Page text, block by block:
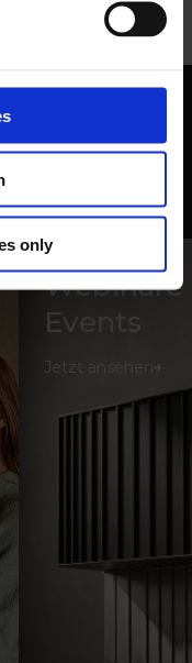
only
and
Webinare
Events
Jetzt ansehen